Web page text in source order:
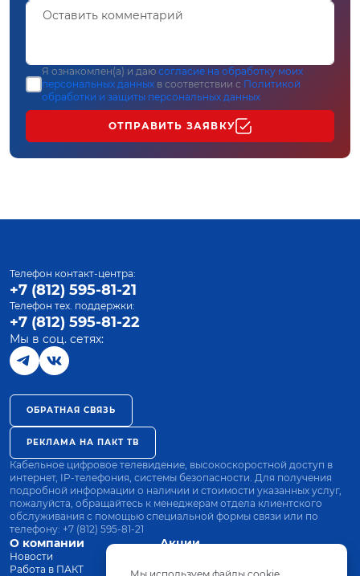
Я ознакомлен(а) и даю согласие на обработку моих
персональных данных в соответствии с Политикой
обработки и защиты персональных данных
ОТПРАВИТЬ ЗАЯВКУ
О компании
Новости
Работа в ПАКТ
Акции
Оплата
Телефон контакт-центра:
+7 (812) 595-81-21
Телефон тех. поддержки:
+7 (812) 595-81-22
Мы в соц. сетях:
ОБРАТНАЯ СВЯЗЬ
РЕКЛАМА НА ПАКТ ТВ
Кабельное цифровое телевидение, высокоскоростной доступ в
интернет, IP-телефония, системы безопасности. Для получения
подробной информации о наличии и стоимости указанных услуг,
пожалуйста, обращайтесь к менеджерам отдела клиентского
обслуживания с помощью специальной формы связи или по
телефону: +7 (812) 595-81-21